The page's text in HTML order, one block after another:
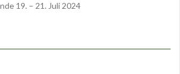
19. – 21. Juli 2024